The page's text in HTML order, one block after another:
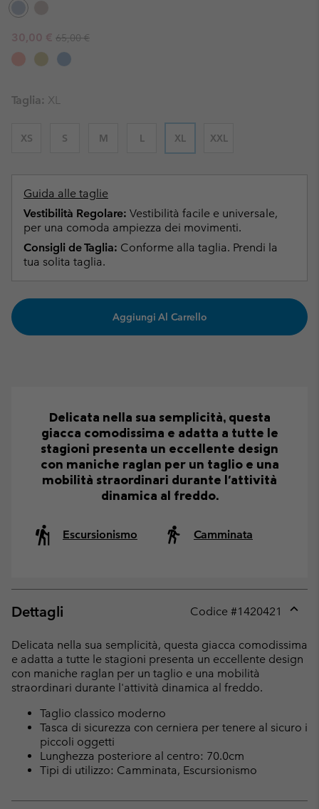
Sale price:
30,00 € Regular price:
65,00 €
Taglia: XL
XS S M L XL XXL
Guida alle taglie
Vestibilità Regolare: Vestibilità facile e universale,
per una comoda ampiezza dei movimenti.
Consigli de Taglia: Conforme alla taglia. Prendi la
tua solita taglia.
Aggiungi Al Carrello
Delicata nella sua semplicità, questa
giacca comodissima e adatta a tutte le
stagioni presenta un eccellente design
con maniche raglan per un taglio e una
mobilità straordinari durante l'attività
dinamica al freddo.
Escursionismo Camminata
Dettagli Codice #1420421
or
Delicata nella sua semplicità, questa giacca comodissima
e adatta a tutte le stagioni presenta un eccellente design
con maniche raglan per un taglio e una mobilità
straordinari durante l'attività dinamica al freddo.
Taglio classico moderno
Tasca di sicurezza con cerniera per tenere al sicuro i
piccoli oggetti
Lunghezza posteriore al centro: 70.0cm
Tipi di utilizzo: Camminata, Escursionismo